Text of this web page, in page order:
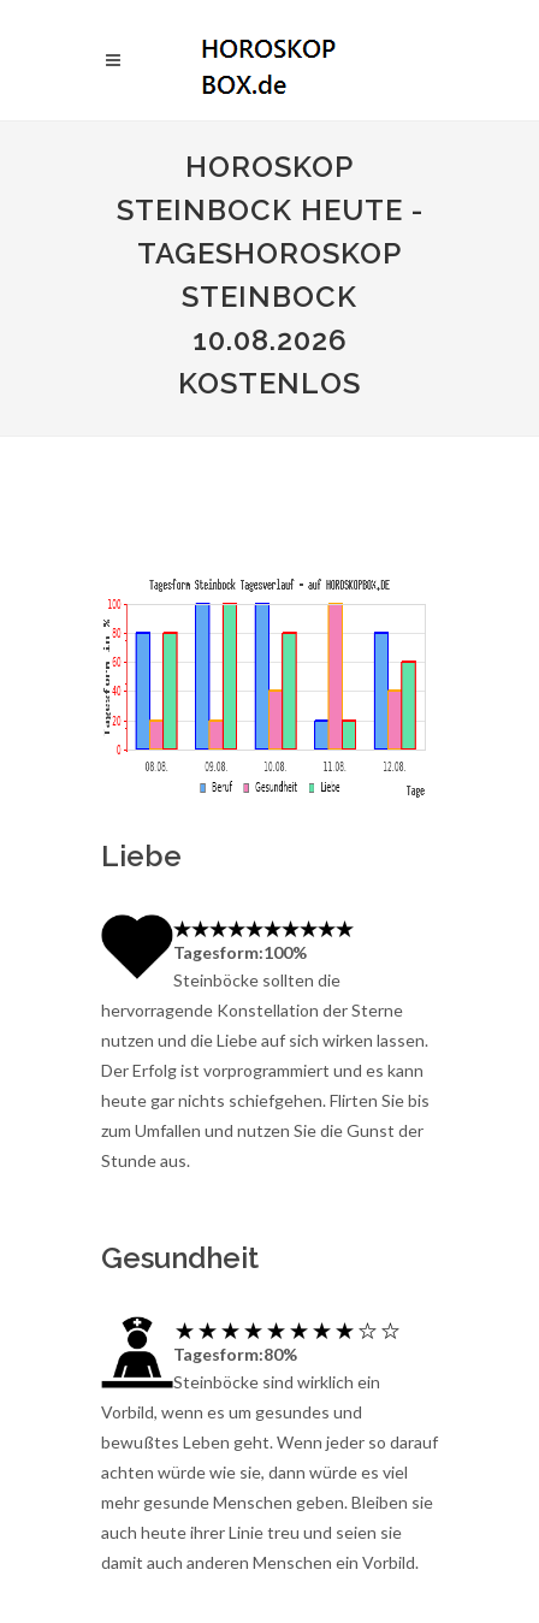
HOROSKOP
STEINBOCK HEUTE -
TAGESHOROSKOP
STEINBOCK
10.08.2026
KOSTENLOS
Liebe
Tagesform:100%
Steinböcke sollten die
hervorragende Konstellation der Sterne
nutzen und die Liebe auf sich wirken lassen.
Der Erfolg ist vorprogrammiert und es kann
heute gar nichts schiefgehen. Flirten Sie bis
zum Umfallen und nutzen Sie die Gunst der
Stunde aus.
Gesundheit
Tagesform:80%
Steinböcke sind wirklich ein
Vorbild, wenn es um gesundes und
bewußtes Leben geht. Wenn jeder so darauf
achten würde wie sie, dann würde es viel
mehr gesunde Menschen geben. Bleiben sie
auch heute ihrer Linie treu und seien sie
damit auch anderen Menschen ein Vorbild.